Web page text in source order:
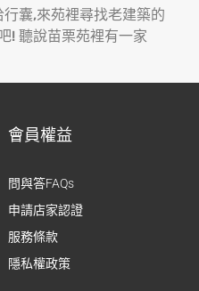
囊,來苑裡尋找老建築的
! 聽說苗栗苑裡有一家
會員權益
問與答FAQs
申請店家認證
服務條款
隱私權政策